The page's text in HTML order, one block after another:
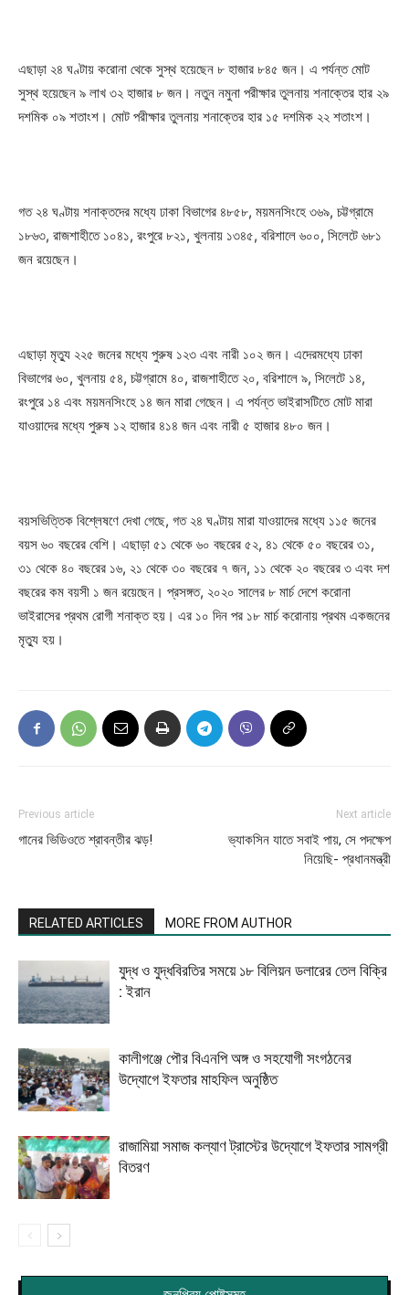
এছাড়া ২৪ ঘণ্টায় করোনা থেকে সুস্থ হয়েছেন ৮ হাজার ৮৪৫ জন। এ পর্যন্ত মোট
সুস্থ হয়েছেন ৯ লাখ ৩২ হাজার ৮ জন। নতুন নমুনা পরীক্ষার তুলনায় শনাক্তের হার ২৯
দশমিক ০৯ শতাংশ। মোট পরীক্ষার তুলনায় শনাক্তের হার ১৫ দশমিক ২২ শতাংশ।
গত ২৪ ঘণ্টায় শনাক্তদের মধ্যে ঢাকা বিভাগের ৪৮৫৮, ময়মনসিংহে ৩৬৯, চট্টগ্রামে
১৮৬৩, রাজশাহীতে ১০৪১, রংপুরে ৮২১, খুলনায় ১৩৪৫, বরিশালে ৬০০, সিলেটে ৬৮১
জন রয়েছেন।
এছাড়া মৃত্যু ২২৫ জনের মধ্যে পুরুষ ১২৩ এবং নারী ১০২ জন। এদেরমধ্যে ঢাকা
বিভাগের ৬০, খুলনায় ৫৪, চট্টগ্রামে ৪০, রাজশাহীতে ২০, বরিশালে ৯, সিলেটে ১৪,
রংপুরে ১৪ এবং ময়মনসিংহে ১৪ জন মারা গেছেন। এ পর্যন্ত ভাইরাসটিতে মোট মারা
যাওয়াদের মধ্যে পুরুষ ১২ হাজার ৪১৪ জন এবং নারী ৫ হাজার ৪৮০ জন।
বয়সভিত্তিক বিশ্লেষণে দেখা গেছে, গত ২৪ ঘণ্টায় মারা যাওয়াদের মধ্যে ১১৫ জনের
বয়স ৬০ বছরের বেশি। এছাড়া ৫১ থেকে ৬০ বছরের ৫২, ৪১ থেকে ৫০ বছরের ৩১,
৩১ থেকে ৪০ বছরের ১৬, ২১ থেকে ৩০ বছরের ৭ জন, ১১ থেকে ২০ বছরের ৩ এবং দশ
বছরের কম বয়সী ১ জন রয়েছেন। প্রসঙ্গত, ২০২০ সালের ৮ মার্চ দেশে করোনা
ভাইরাসের প্রথম রোগী শনাক্ত হয়। এর ১০ দিন পর ১৮ মার্চ করোনায় প্রথম একজনের
মৃত্যু হয়।
Previous article
গানের ভিডিওতে শ্রাবন্তীর ঝড়!
Next article
ভ্যাকসিন যাতে সবাই পায়, সে পদক্ষেপ
নিয়েছি- প্রধানমন্ত্রী
RELATED ARTICLES MORE FROM AUTHOR
যুদ্ধ ও যুদ্ধবিরতির সময়ে ১৮ বিলিয়ন ডলারের তেল বিক্রি
: ইরান
কালীগঞ্জে পৌর বিএনপি অঙ্গ ও সহযোগী সংগঠনের
উদ্যোগে ইফতার মাহফিল অনুষ্ঠিত
রাজামিয়া সমাজ কল্যাণ ট্রাস্টের উদ্যোগে ইফতার সামগ্রী
বিতরণ